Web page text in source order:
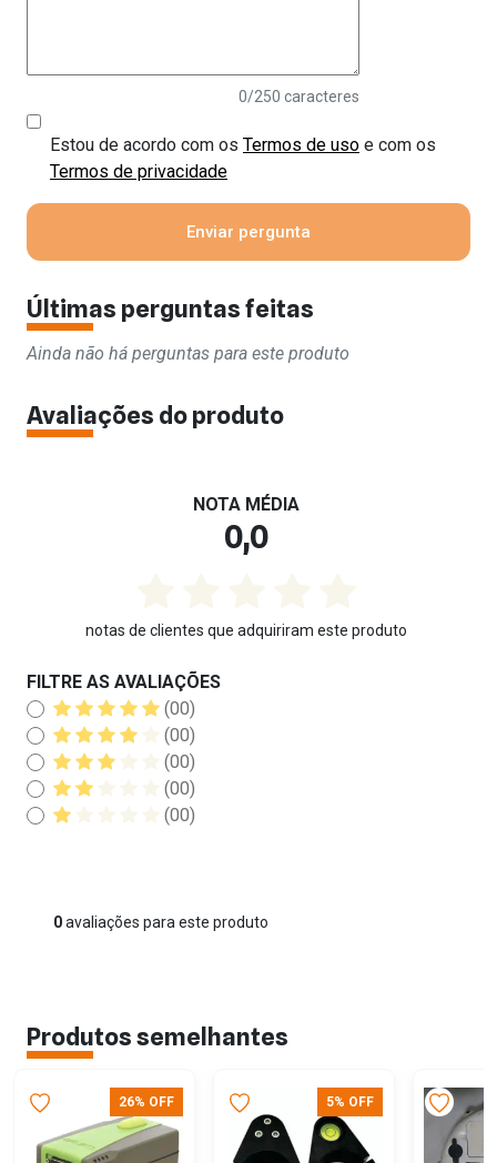
0/250 caracteres
Estou de acordo com os Termos de uso e com os
Termos de privacidade
Últimas perguntas feitas
Ainda não há perguntas para este produto
Avaliações do produto
NOTA MÉDIA
0,0
notas de clientes que adquiriram este produto
FILTRE AS AVALIAÇÕES
(00)
(00)
(00)
(00)
(00)
0avaliações para este produto
Produtos semelhantes
26% OFF 5% OFF